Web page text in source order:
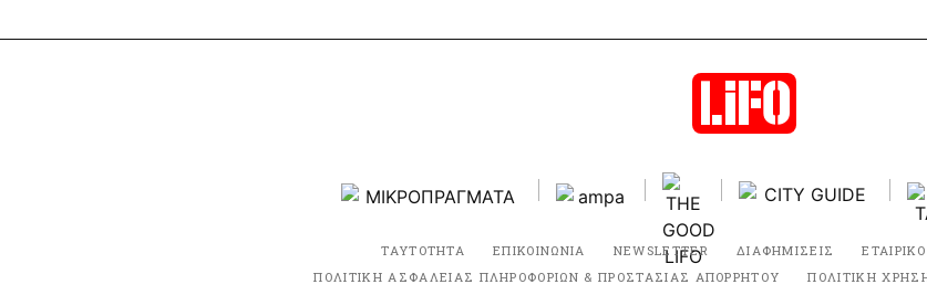
ΤΑΥΤΟΤΗΤΑ ΕΠΙΚΟΙΝΩΝΙΑ NEWSLETTER ΔΙΑΦΗΜΙΣΕΙΣ
ΠΟΛΙΤΙΚΗ ΑΣΦΑΛΕΙΑΣ ΠΛΗΡΟΦΟΡΙΩΝ & ΠΡΟΣΤΑΣΙΑΣ ΑΠΟΡΡΗΤΟΥ
ΠΟΛΙΤΙΚΗ